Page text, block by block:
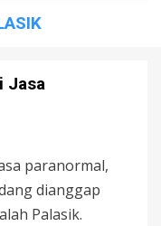
Jasa
paranormal,
dianggap
Palasik.